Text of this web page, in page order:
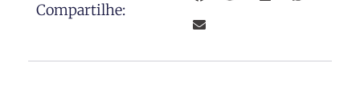
Compartilhe: